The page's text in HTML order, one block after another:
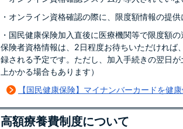
・オンライン資格確認の際に、限度額情報の提
・国民健康保険加入直後に医療機関等で限度額
保険者資格情報は、2日程度お待ちいただければ
録される予定です。ただし、加入手続きの翌日
上かかる場合もあります）
【国民健康保険】マイナンバーカードを健
高額療養費制度について